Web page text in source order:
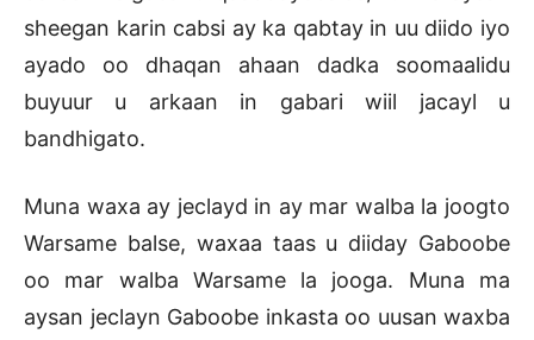
sheegan karin cabsi ay ka qabtay in uu diido iyo
ayado oo dhaqan ahaan dadka soomaalidu
buyuur u arkaan in gabari wiil jacayl u
bandhigato.
Muna waxa ay jeclayd in ay mar walba la joogto
Warsame balse, waxaa taas u diiday Gaboobe
oo mar walba Warsame la jooga. Muna ma
aysan jeclayn Gaboobe inkasta oo uusan waxba